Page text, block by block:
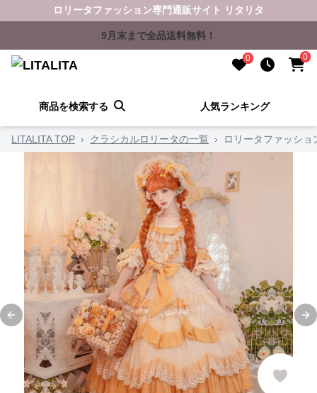
ロリータファッション専門通販サイト リタリタ
9月末まで全品送料無料！
0 0
商品を検索する 人気ランキング
LITALITA TOP › クラシカルロリータの一覧 › ロリータファッシ
Previous slide